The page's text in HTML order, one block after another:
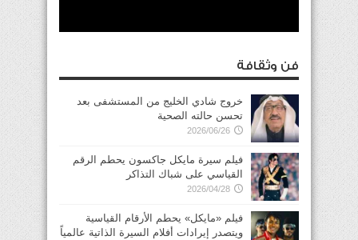
فن وثقافة
خروج شادي الخليج من المستشفى بعد
تحسن حالته الصحية
2026/06/26
فيلم سيرة مايكل جاكسون يحطم الرقم
القياسي على شباك التذاكر
2026/04/28
فيلم «مايكل» يحطم الأرقام القياسية
ويتصدر إيرادات أفلام السيرة الذاتية عالمياً